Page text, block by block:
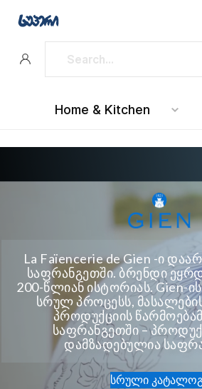
Home & Kitchen
La Faïencerie de Gien -ი
საფრანგეთში. ბრენდი
200-წლიან ისტორიას. Gien-
სრულ პროცესს,
პროდუქციის
საფრანგეთში –
დამზადებულია
სრული